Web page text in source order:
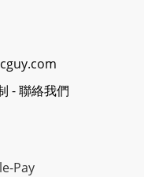
- 聯絡我們